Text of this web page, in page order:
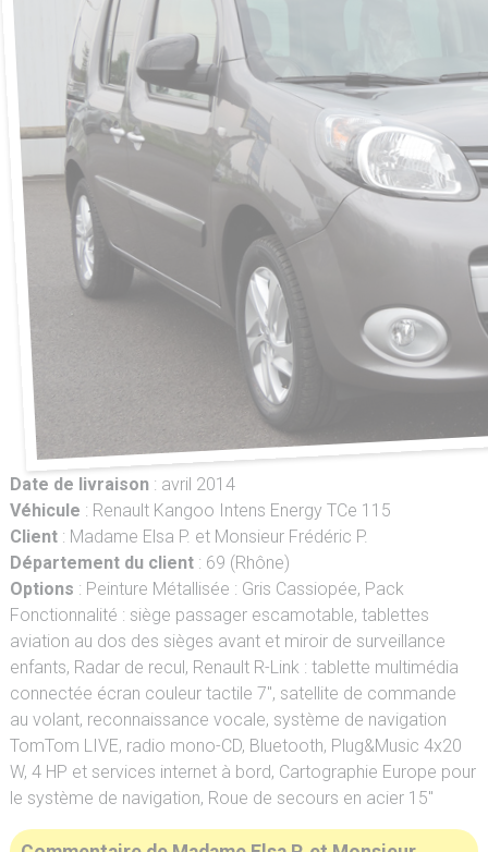
Date de livraison: avril 2014
Véhicule : Renault Kangoo Intens Energy TCe 115
Client: Madame Elsa P. et Monsieur Frédéric P.
Département du client: 69 (Rhône)
Options : Peinture Métallisée : Gris Cassiopée, Pack
Fonctionnalité : siège passager escamotable, tablettes
aviation au dos des sièges avant et miroir de surveillance
enfants, Radar de recul, Renault R-Link : tablette multimédia
connectée écran couleur tactile 7", satellite de commande
au volant, reconnaissance vocale, système de navigation
TomTom LIVE, radio mono-CD, Bluetooth, Plug&Music 4x20
W, 4 HP et services internet à bord, Cartographie Europe pour
le système de navigation, Roue de secours en acier 15"